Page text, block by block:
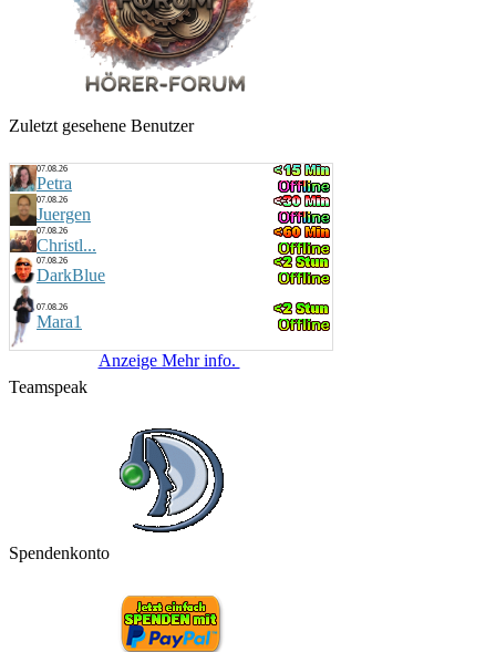
Zuletzt gesehene Benutzer
07.08.26
Petra
07.08.26
Juergen
07.08.26
Christl...
07.08.26
DarkBlue
07.08.26
Mara1
Anzeige Mehr info.
Teamspeak
Spendenkonto